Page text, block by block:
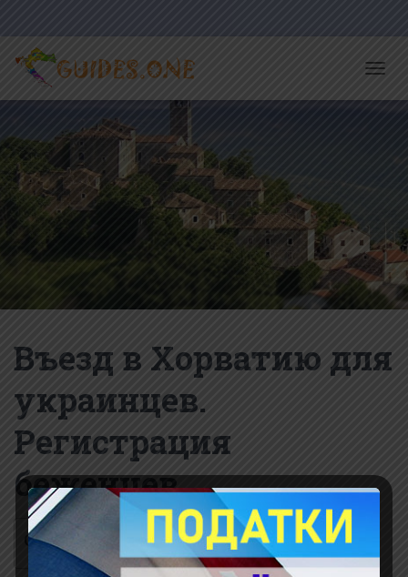
O
G
A
T
I
Въезд в Хорватию для
украинцев.
Регистрация
беженцев
Содержание